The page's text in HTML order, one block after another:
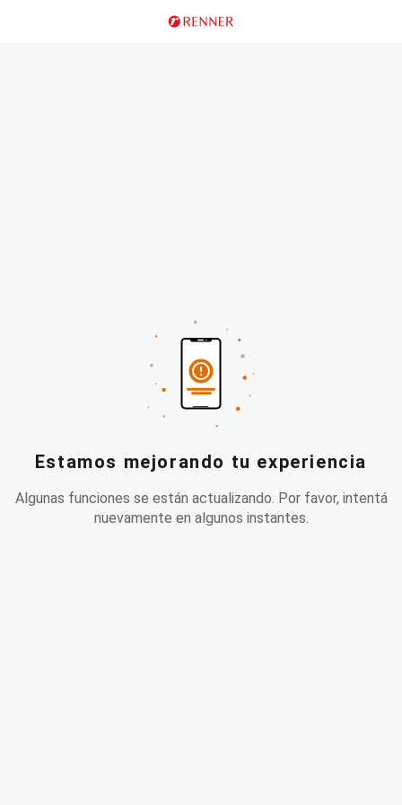
Estamos mejorando tu experiencia
Algunas funciones se están actualizando. Por favor, intentá
nuevamente en algunos instantes.